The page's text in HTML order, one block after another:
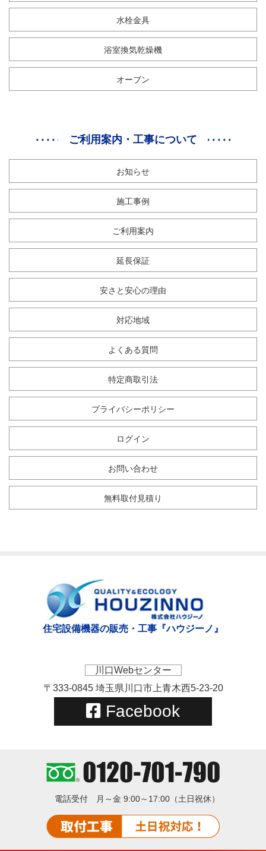
水栓金具
浴室換気乾燥機
オーブン
ご利用案内・工事について
お知らせ
施工事例
ご利用案内
延長保証
安さと安心の理由
対応地域
よくある質問
特定商取引法
プライバシーポリシー
ログイン
お問い合わせ
無料取付見積り
住宅設備機器の販売・工事『ハウジーノ』
川口Webセンター
〒333-0845 埼玉県川口市上青木西5-23-20
Facebook
電話受付 月～金 9:00～17:00（土日祝休）